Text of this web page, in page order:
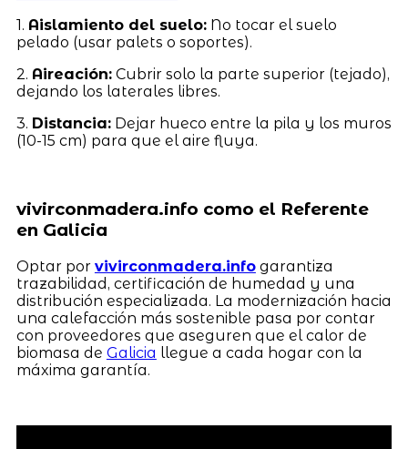
1. Aislamiento del suelo:No tocar el suelo
pelado (usar palets o soportes).
2. Aireación:Cubrir solo la parte superior (tejado),
dejando los laterales libres.
3. Distancia:Dejar hueco entre la pila y los muros
(10-15 cm) para que el aire fluya.
vivirconmadera.info como el Referente
en Galicia
Optar por vivirconmadera.infogarantiza
trazabilidad, certificación de humedad y una
distribución especializada. La modernización hacia
una calefacción más sostenible pasa por contar
con proveedores que aseguren que el calor de
biomasa de Galicia llegue a cada hogar con la
máxima garantía.